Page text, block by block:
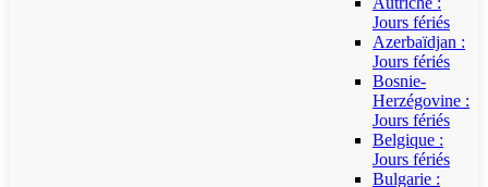
Jours fériés
Azerbaïdjan :
Jours fériés
Bosnie-
Herzégovine :
Jours fériés
Belgique :
Jours fériés
Bulgarie :